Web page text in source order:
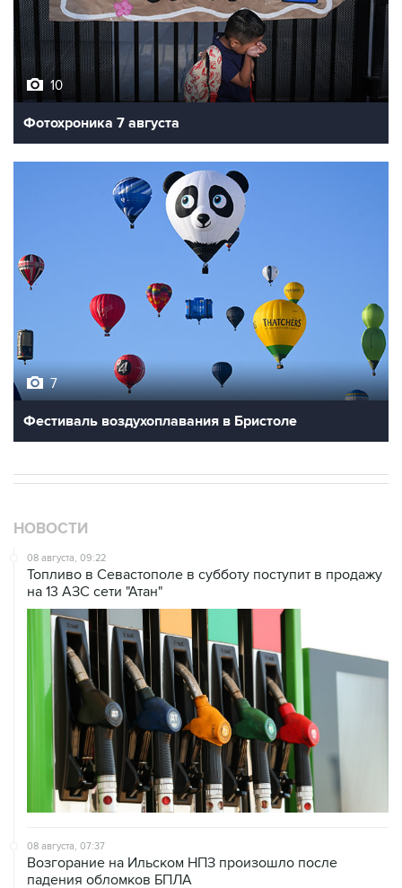
10
Фотохроника 7 августа
Фестиваль воздухоплавания в Бристоле
08 августа, 09:22
Топливо в Севастополе в субботу поступит в продажу
на 13 АЗС сети "Атан"
08 августа, 07:37
падения обломков БПЛА
08 августа, 07:35